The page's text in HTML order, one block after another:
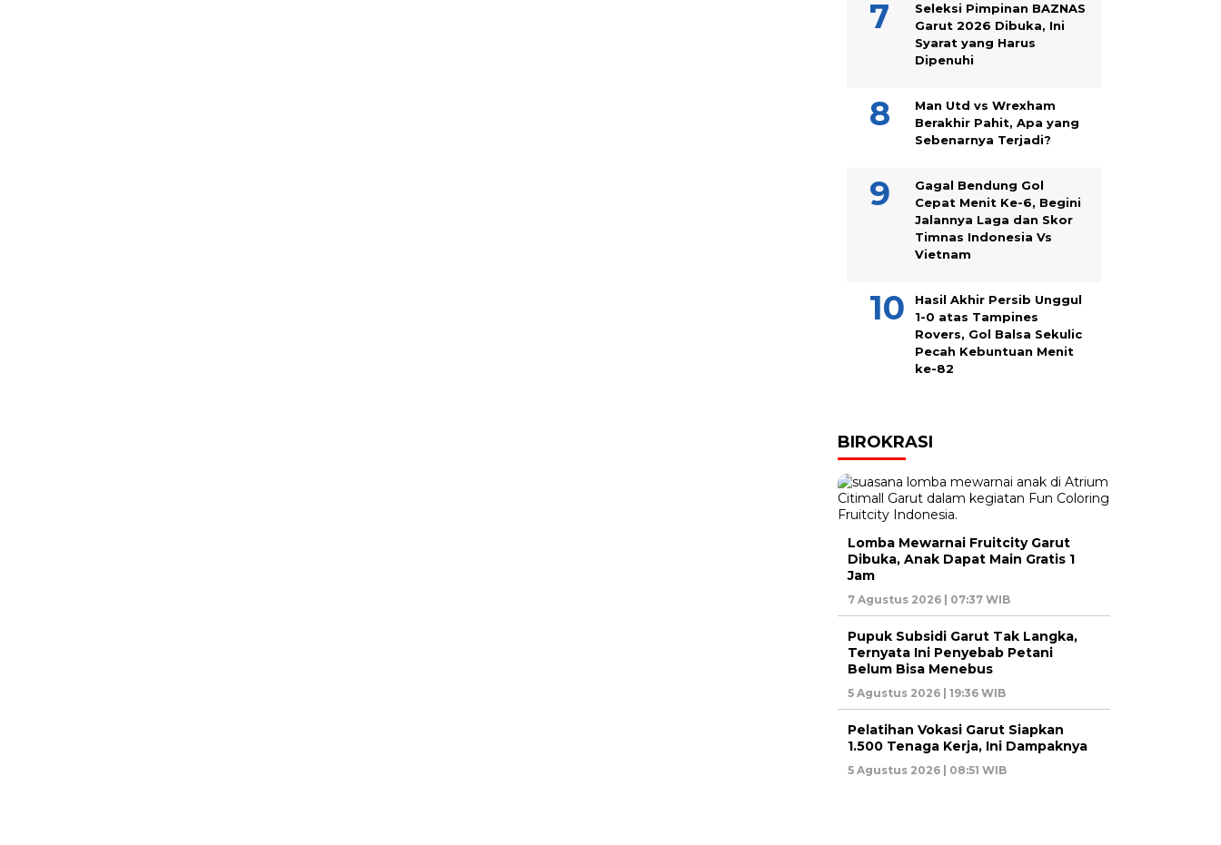
Seleksi Pimpinan BAZNAS
Garut 2026 Dibuka, Ini
Syarat yang Harus
Dipenuhi
Man Utd vs Wrexham
Berakhir Pahit, Apa yang
Sebenarnya Terjadi?
Gagal Bendung Gol
Cepat Menit Ke-6, Begini
Jalannya Laga dan Skor
Timnas Indonesia Vs
Vietnam
Hasil Akhir Persib Unggul
1-0 atas Tampines
Rovers, Gol Balsa Sekulic
Pecah Kebuntuan Menit
ke-82
BIROKRASI
Lomba Mewarnai Fruitcity Garut
Dibuka, Anak Dapat Main Gratis 1
Jam
7 Agustus 2026 | 07:37 WIB
Pupuk Subsidi Garut Tak Langka,
Ternyata Ini Penyebab Petani
Belum Bisa Menebus
5 Agustus 2026 | 19:36 WIB
Pelatihan Vokasi Garut Siapkan
1.500 Tenaga Kerja, Ini Dampaknya
5 Agustus 2026 | 08:51 WIB